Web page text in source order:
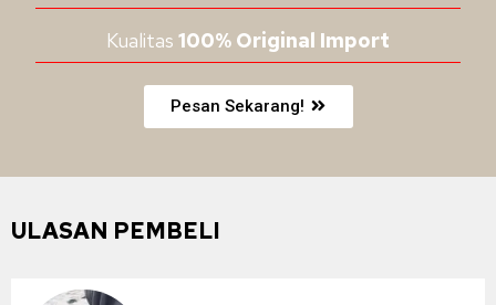
Kualitas 100% Original Import
Pesan Sekarang!
ULASAN PEMBELI